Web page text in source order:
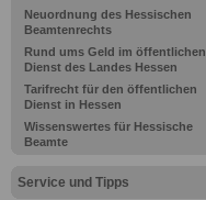
Neuordnung des Hessischen
Beamtenrechts
Rund ums Geld im öffentlichen
Dienst des Landes Hessen
Tarifrecht für den öffentlichen
Dienst in Hessen
Wissenswertes für Hessische
Beamte
Service und Tipps